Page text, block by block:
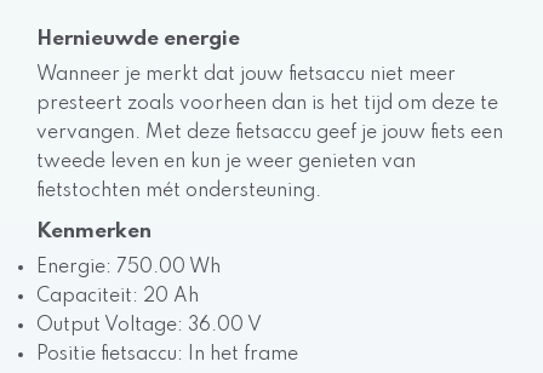
Hernieuwde energie
Wanneer je merkt dat jouw fietsaccu niet meer
presteert zoals voorheen dan is het tijd om deze te
vervangen. Met deze fietsaccu geef je jouw fiets een
tweede leven en kun je weer genieten van
fietstochten mét ondersteuning.
Kenmerken
Energie: 750.00 Wh
Capaciteit: 20 Ah
Output Voltage: 36.00 V
Positie fietsaccu: In het frame